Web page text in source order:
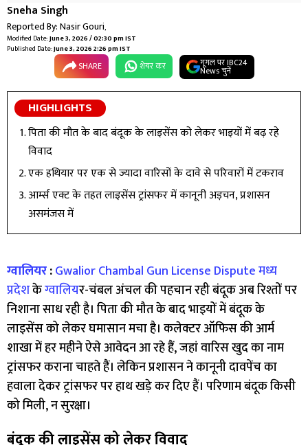
Sneha Singh
Reported By:Nasir Gouri,
Modified Date:June 3, 2026 / 02:30 pm IST
Published Date:June 3, 2026 2:26 pm IST
SHARE शेयर कर गूगल पर IBC24
News चुनें
HIGHLIGHTS
पिता की मौत के बाद बंदूक के लाइसेंस को लेकर भाइयों में बढ़ रहे
विवाद
एक हथियार पर एक से ज्यादा वारिसों के दावे से परिवारों में टकराव
आर्म्स एक्ट के तहत लाइसेंस ट्रांसफर में कानूनी अड़चन, प्रशासन
असमंजस में
ग्वालियर:Gwalior Chambal Gun License Disputeमध्य
प्रदेशकेग्वालियर-चंबल अंचल की पहचान रही बंदूक अब रिश्तों पर
निशाना साध रही है। पिता की मौत के बाद भाइयों में बंदूक के
लाइसेंस को लेकर घमासान मचा है। कलेक्टर ऑफिस की आर्म
शाखा में हर महीने ऐसे आवेदन आ रहे हैं, जहां वारिस खुद का नाम
ट्रांसफर कराना चाहते हैं। लेकिन प्रशासन ने कानूनी दावपेंच का
हवाला देकर ट्रांसफर पर हाथ खड़े कर दिए हैं। परिणाम बंदूक किसी
को मिली, न सुरक्षा।
बंदूक की लाइसेंस को लेकर विवाद